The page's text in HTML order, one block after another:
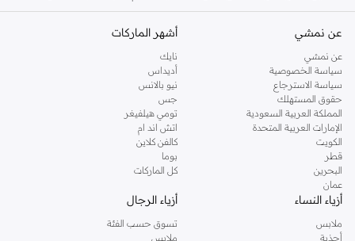
عن نمشي
عن نمشي
سياسة الخصوصية
سياسة الاسترجاع
حقوق المستهلك
المملكة العربية السعودية
الإمارات العربية المتحدة
الكويت
قطر
البحرين
عمان
أشهر الماركات
نايك
أديداس
نيو بالانس
جس
تومي هيلفيغر
اتش اند ام
كالفن كلاين
بوما
كل الماركات
أزياء النساء
ملابس
أحذية
أزياء الرجال
تسوق حسب الفئة
ملابس